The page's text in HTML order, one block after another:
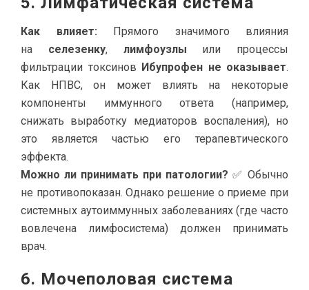
Как влияет: Прямого значимого влияния
на селезенку, лимфоузлы или процессы
фильтрации токсинов Ибупрофен не оказывает.
Как НПВС, он может влиять на некоторые
компоненты иммунного ответа (например,
снижать выработку медиаторов воспаления), но
это является частью его терапевтического
эффекта.
Можно ли принимать при патологии? ✅ Обычно
не противопоказан. Однако решение о приеме при
системных аутоиммунных заболеваниях (где часто
вовлечена лимфосистема) должен принимать
врач.
6. Мочеполовая система